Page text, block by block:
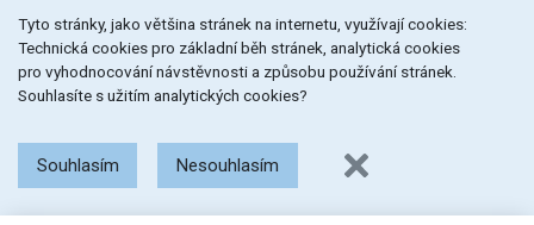
na
menu
na
obsah
na
patičku
stránky
Tyto stránky, jako většina stránek na internetu, využívají cookies:
Technická cookies pro základní běh stránek, analytická cookies
pro vyhodnocování návstěvnosti a způsobu používání stránek.
Souhlasíte s užitím analytických cookies?
Souhlasím Nesouhlasím